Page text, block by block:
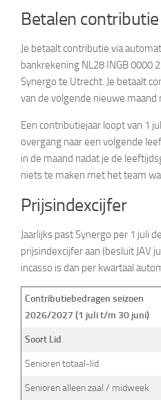
Betalen contributie
Je betaalt contributie via
bankrekening NL28 INGB 0000
Synergo te Utrecht. Je betaalt
van de volgende nieuwe maand
Een contributiejaar loopt van 1
overgang naar een volgende
in de maand nadat je de
niets te maken met het team
Prijsindexcijfer
Jaarlijks past Synergo per 1 juli
prijsindexcijfer aan (besluit JAV
incasso is dan per kwartaal
Contributiebedragen seizoen
2026/2027 (1 juli t/m 30 juni)
Soort Lid
Senioren totaal-lid
Senioren alleen zaal / midweek